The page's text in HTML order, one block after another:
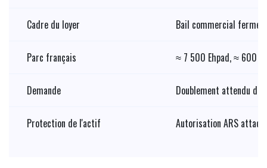
Cadre du loyer Bail commercial ferme
Parc français ≈ 7 500 Ehpad, ≈ 600
Demande Doublement attendu
Protection de l'actif Autorisation ARS